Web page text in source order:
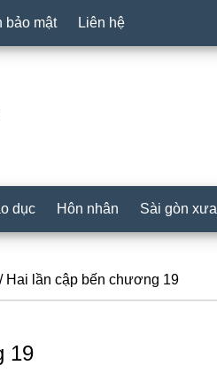
bảo mật Liên hệ
dục Hôn nhân Sài gòn xưa
/Hai lần cập bến chương 19
19